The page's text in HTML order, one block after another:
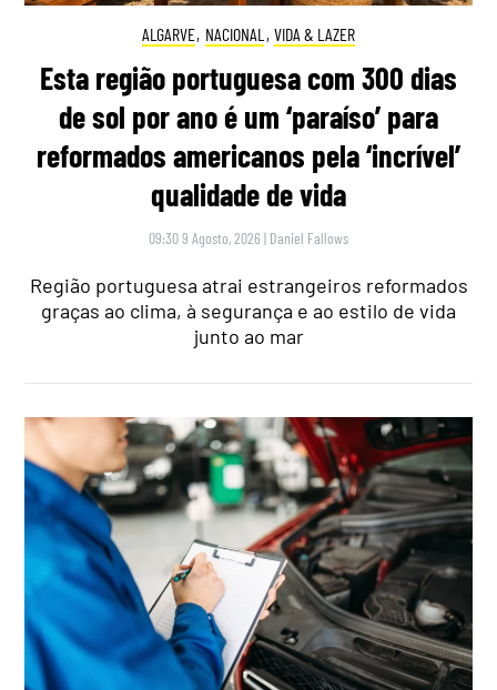
ALGARVE, NACIONAL , VIDA & LAZER
Esta região portuguesa com 300 dias
de sol por ano é um ‘paraíso’ para
reformados americanos pela ‘incrível’
qualidade de vida
09:30 9 Agosto, 2026 | Daniel Fallows
Região portuguesa atrai estrangeiros reformados
graças ao clima, à segurança e ao estilo de vida
junto ao mar